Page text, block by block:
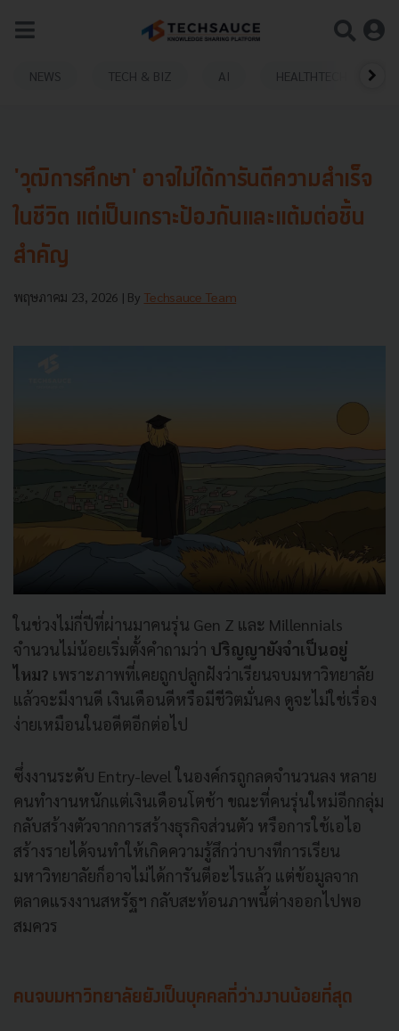
NEWS TECH & BIZ AI HEALTHTECH
'วุฒิการศึกษา' อาจไม่ได้การันตีความสำเร็จ
ในชีวิต แต่เป็นเกราะป้องกันและแต้มต่อชิ้น
สำคัญ
พฤษภาคม 23, 2026 | By Techsauce Team
ในช่วงไม่กี่ปีที่ผ่านมาคนรุ่น Gen Z และ Millennials
จำนวนไม่น้อยเริ่มตั้งคำถามว่า ปริญญายังจำเป็นอยู่
ไหม? เพราะภาพที่เคยถูกปลูกฝังว่าเรียนจบมหาวิทยาลัย
แล้วจะมีงานดี เงินเดือนดีหรือมีชีวิตมั่นคง ดูจะไม่ใช่เรื่อง
ง่ายเหมือนในอดีตอีกต่อไป
ซึ่งงานระดับ Entry-level ในองค์กรถูกลดจำนวนลง หลาย
คนทำงานหนักแต่เงินเดือนโตช้า ขณะที่คนรุ่นใหม่อีกกลุ่ม
กลับสร้างตัวจากการสร้างธุรกิจส่วนตัว หรือการใช้เอไอ
สร้างรายได้จนทำให้เกิดความรู้สึกว่าบางทีการเรียน
มหาวิทยาลัยก็อาจไม่ได้การันตีอะไรแล้ว แต่ข้อมูลจาก
ตลาดแรงงานสหรัฐฯ กลับสะท้อนภาพนี้ต่างออกไปพอ
สมควร
คนจบมหาวิทยาลัยยังเป็นบุคคลที่ว่างงานน้อยที่สุด